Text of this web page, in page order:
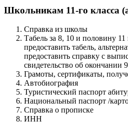
Школьникам 11-го класса
Справка из школы
Табель за 8, 10 и половину 11
предоставить табель,
предоставить справку с
свидетельство об окончании
Грамоты, сертификаты,
Автобиография
Туристический паспорт
Национальный паспорт /
Справка о прописке
ИНН